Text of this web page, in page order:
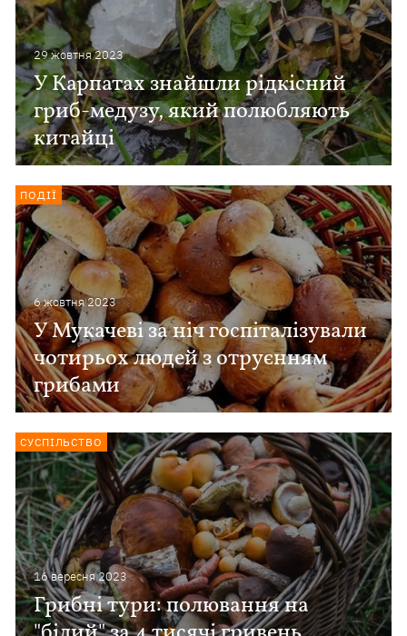
29 жовтня 2023
У Карпатах знайшли рідкісний
гриб-медузу, який полюбляють
китайці
6 жовтня 2023
У Мукачеві за ніч госпіталізували
чотирьох людей з отруєнням
грибами
ПОДІЇ
16 вересня 2023
Грибні тури: полювання на
СУСПІЛЬСТВО